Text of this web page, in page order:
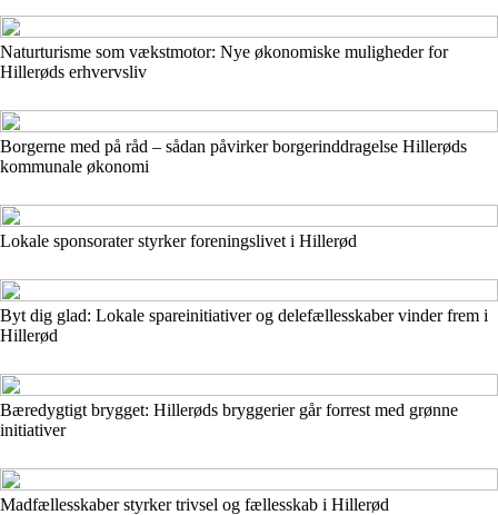
Naturturisme som vækstmotor: Nye økonomiske muligheder for
Hillerøds erhvervsliv
Borgerne med på råd – sådan påvirker borgerinddragelse Hillerøds
kommunale økonomi
Lokale sponsorater styrker foreningslivet i Hillerød
Byt dig glad: Lokale spareinitiativer og delefællesskaber vinder frem i
Hillerød
Bæredygtigt brygget: Hillerøds bryggerier går forrest med grønne
initiativer
Madfællesskaber styrker trivsel og fællesskab i Hillerød